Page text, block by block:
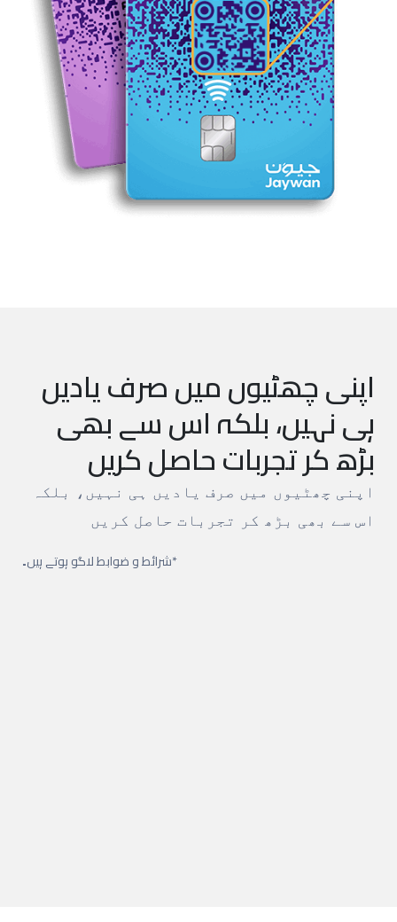
اپنی چھٹیوں میں صرف یادیں
ہی نہیں، بلکہ اس سے بھی
بڑھ کر تجربات حاصل کریں
اپنی چھٹیوں میں صرف یادیں ہی نہیں، بلکہ
اس سے بھی بڑھ کر تجربات حاصل کریں
*شرائط و ضوابط لاگو ہوتے ہیں۔